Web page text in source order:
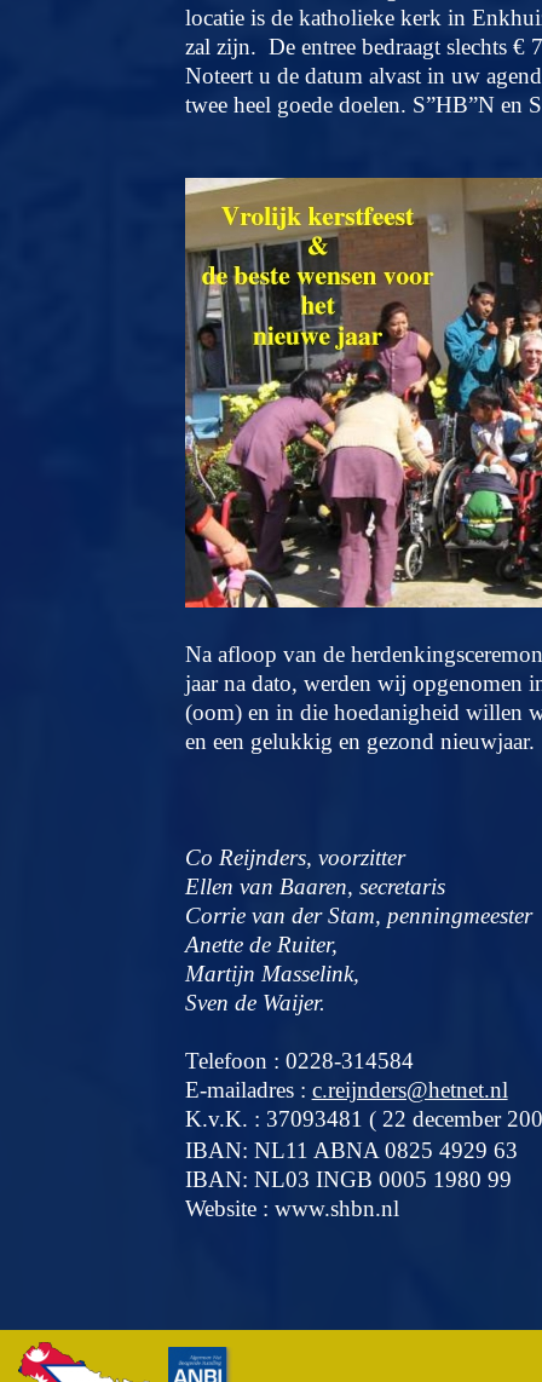
locatie is de katholieke kerk in
zal zijn. De entree bedraagt slechts
Noteert u de datum alvast in uw
twee heel goede doelen. S”HB”N en
Na afloop van de
jaar na dato, werden wij opgenomen
(oom) en in die hoedanigheid willen
en een gelukkig en gezond nieuwjaar.
Co Reijnders, voorzitter
Ellen van Baaren, secretaris
Corrie van der Stam, penningmeester
Anette de Ruiter,
Martijn Masselink,
Sven de Waijer.
Telefoon : 0228-314584
E-mailadres : c.reijnders@hetnet.nl
K.v.K. : 37093481 ( 22 december
IBAN: NL11 ABNA 0825 4929 63
IBAN: NL03 INGB 0005 1980 99
Website : www.shbn.nl